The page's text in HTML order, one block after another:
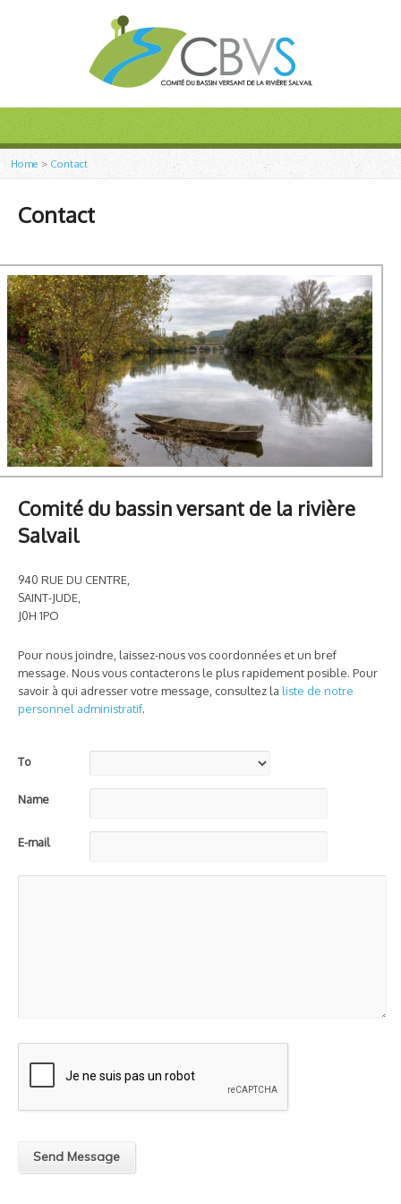
Home >Contact
Contact
Comité du bassin versant de la rivière
Salvail
940 RUE DU CENTRE,
SAINT-JUDE,
J0H 1PO
Pour nous joindre, laissez-nous vos coordonnées et un bref
message. Nous vous contacterons le plus rapidement posible. Pour
savoir à qui adresser votre message, consultez la liste de notre
personnel administratif.
To
Name
E-mail
Send Message